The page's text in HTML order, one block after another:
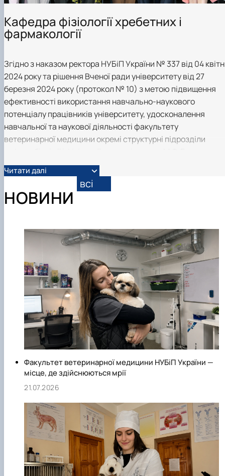
Фотогалерея
Кафедра фізіології хребетних і
фармакології
Згідно з наказом ректора НУБіП України № 337 від 04
2024 року та рішення Вченої ради університету від 27
березня 2024 року (протокол № 10) з метою підвищення
ефективності використання навчально-наукового
потенціалу працівників університету, удосконалення
навчальної та наукової діяльності факультету
ветеринарної медицини окремі структурні підрозділи
фармакології, паразитології і тропічної ветеринарії з 1
липня 2024 року були об’єднані в окремий структурний
підрозділ - кафедру фізіології хребетних і фармакології.
Читати далі
НОВИНИ
всі
Факультет ветеринарної медицини НУБіП України —
місце, де здійснюються мрії
21.07.2026